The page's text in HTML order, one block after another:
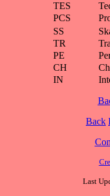
TES
PCS
SS
TR
PE
CH
IN
Back
Last